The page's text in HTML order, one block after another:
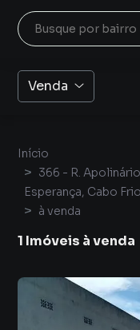
Venda
Início
366 - R.
Esperança, Cabo
à venda
1 Imóveis à venda